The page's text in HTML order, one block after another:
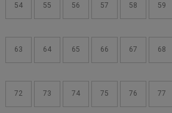
54 55 56 57 58 59
63 64 65 66 67 68
72 73 74 75 76 77